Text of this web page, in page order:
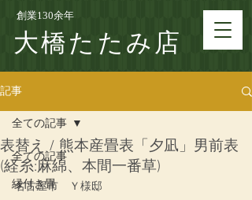
創業130余年
大橋たたみ店
記事
全ての記事
縁付き畳
全ての記事
表替え / 熊本産畳表「夕凪」男前表
(経糸:麻綿、本間一番草)
名古屋市 Ｙ様邸